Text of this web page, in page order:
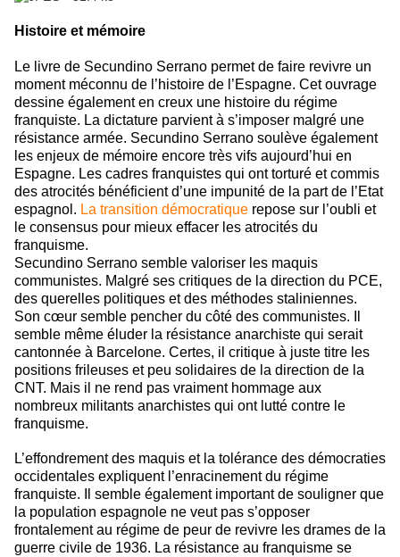
Histoire et mémoire
Le livre de Secundino Serrano permet de faire revivre un
moment méconnu de l’histoire de l’Espagne. Cet ouvrage
dessine également en creux une histoire du régime
franquiste. La dictature parvient à s’imposer malgré une
résistance armée. Secundino Serrano soulève également
les enjeux de mémoire encore très vifs aujourd’hui en
Espagne. Les cadres franquistes qui ont torturé et commis
des atrocités bénéficient d’une impunité de la part de l’Etat
espagnol. La transition démocratique repose sur l’oubli et
le consensus pour mieux effacer les atrocités du
franquisme.
Secundino Serrano semble valoriser les maquis
communistes. Malgré ses critiques de la direction du PCE,
des querelles politiques et des méthodes staliniennes.
Son cœur semble pencher du côté des communistes. Il
semble même éluder la résistance anarchiste qui serait
cantonnée à Barcelone. Certes, il critique à juste titre les
positions frileuses et peu solidaires de la direction de la
CNT. Mais il ne rend pas vraiment hommage aux
nombreux militants anarchistes qui ont lutté contre le
franquisme.
L’effondrement des maquis et la tolérance des démocraties
occidentales expliquent l’enracinement du régime
franquiste. Il semble également important de souligner que
la population espagnole ne veut pas s’opposer
frontalement au régime de peur de revivre les drames de la
guerre civile de 1936. La résistance au franquisme se